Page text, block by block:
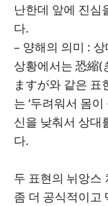
난한데 앞에 진심
다.
– 양해의 의미 :
상황에서는 恐縮(
ますが와 같은 표
는 ‘두려워서 몸
신을 낮춰서 상대
다.
두 표현의 뉘앙스
좀 더 공식적이고